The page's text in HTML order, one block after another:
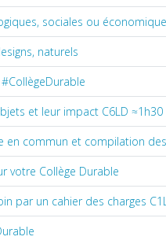
sociales ou
naturels
et leur impact C6LD ≈1h30
en commun et compilation
votre Collège Durable
par un cahier des charges